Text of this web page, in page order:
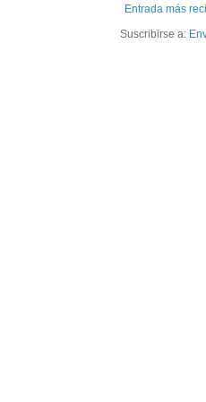
Entrada más
Suscribirse a: